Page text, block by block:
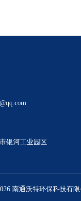
银河工业园区
南通沃特环保科技有